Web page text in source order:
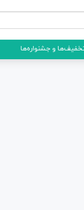
و جشنواره‌ها